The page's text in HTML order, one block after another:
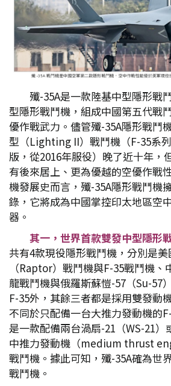
殲-35A是一款陸基中型隱形戰
型隱形戰鬥機，組成中國第五代戰
優作戰武力。儘管殲-35A隱形戰鬥
型（Lighting II）戰鬥機（F-35系
版，從2016年服役）晚了近十年，
有後來居上、更為優越的空優作戰
機發展史而言，殲-35A隱形戰鬥機
錄，它將成為中國掌控印太地區空
器。
其一，世界首款雙發中型隱形
共有4款現役隱形戰鬥機，分別是
（Raptor）戰鬥機與F-35戰鬥機
龍戰鬥機與俄羅斯蘇愷-57（Su-57
F-35外，其餘三者都是採用雙發動
不同於只配備一台大推力發動機的
是一款配備兩台渦扇-21（WS-21）
中推力發動機（medium thrust
戰鬥機。據此可知，殲-35A確為世
戰鬥機。